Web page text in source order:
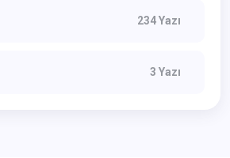
234 Yazı
3 Yazı